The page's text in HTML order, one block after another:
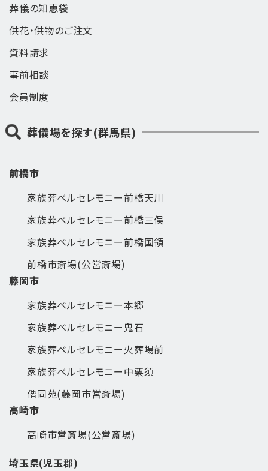
葬儀の知恵袋
供花・供物のご注文
資料請求
事前相談
会員制度
葬儀場を探す(群馬県)
前橋市
家族葬ベルセレモニー前橋天川
家族葬ベルセレモニー前橋三俣
家族葬ベルセレモニー前橋国領
前橋市斎場(公営斎場)
藤岡市
家族葬ベルセレモニー本郷
家族葬ベルセレモニー鬼石
家族葬ベルセレモニー火葬場前
家族葬ベルセレモニー中栗須
偕同苑(藤岡市営斎場)
高崎市
高崎市営斎場(公営斎場)
埼玉県(児玉郡)